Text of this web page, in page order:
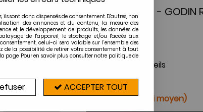
BY PASS 55 ROB. SOUVER. SABAF -
11,00€TTC
Réf. :00001307971-godin
Pièce compatible avec plusieurs appareils
Sur commande
4 à 8 semaines (délai moyen)
sont donc dispensés de consentement. D'autres, non
des annonces et du contenu, la mesure des
et le développement de produits, les données de
de l'appareil, le stockage et/ou l'accès aux
celui-ci sera valable sur l’ensemble des
de la possibilité de retirer votre consentement à tout
Pour en savoir plus, consulter notre politique de
ACCEPTER TOUT